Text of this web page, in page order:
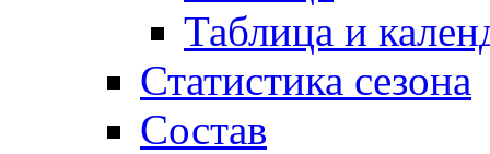
Таблица и
Статистика сезона
Состав